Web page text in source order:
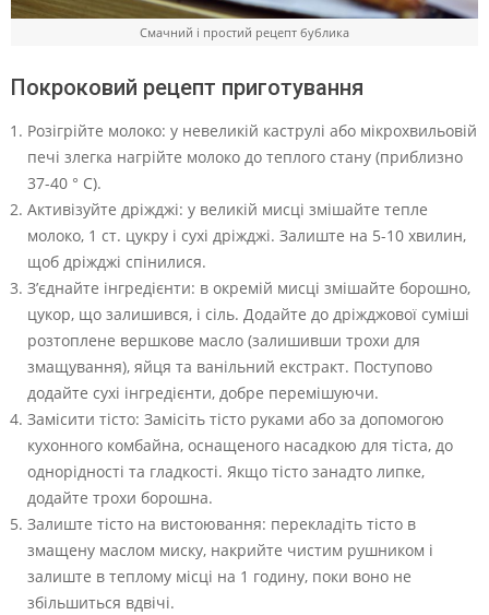
Смачний і простий рецепт бублика
Покроковий рецепт приготування
Розігрійте молоко: у невеликій каструлі або мікрохвильовій
печі злегка нагрійте молоко до теплого стану (приблизно
37-40 ° C).
Активізуйте дріжджі: у великій мисці змішайте тепле
молоко, 1 ст. цукру і сухі дріжджі. Залиште на 5-10 хвилин,
щоб дріжджі спінилися.
З’єднайте інгредієнти: в окремій мисці змішайте борошно,
цукор, що залишився, і сіль. Додайте до дріжджової суміші
розтоплене вершкове масло (залишивши трохи для
змащування), яйця та ванільний екстракт. Поступово
додайте сухі інгредієнти, добре перемішуючи.
Замісити тісто: Замісіть тісто руками або за допомогою
кухонного комбайна, оснащеного насадкою для тіста, до
однорідності та гладкості. Якщо тісто занадто липке,
додайте трохи борошна.
Залиште тісто на вистоювання: перекладіть тісто в
змащену маслом миску, накрийте чистим рушником і
залиште в теплому місці на 1 годину, поки воно не
збільшиться вдвічі.